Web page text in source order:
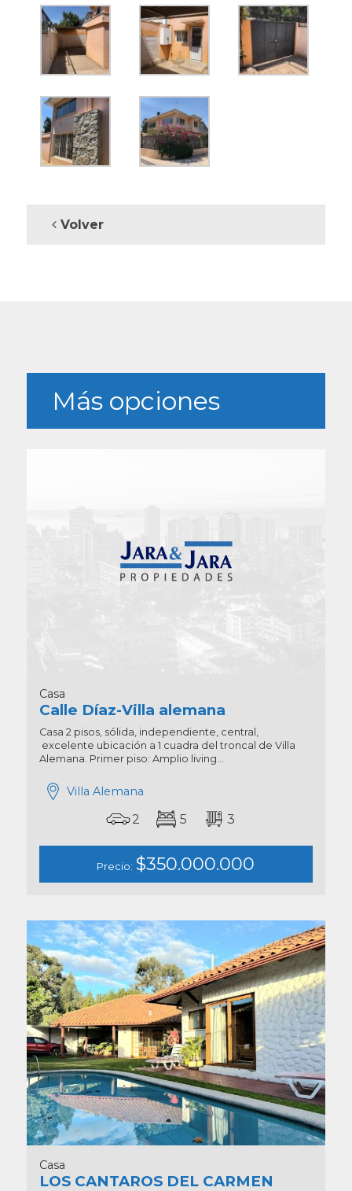
Volver
Más opciones
Casa
Calle Díaz-Villa alemana
Casa 2 pisos, sólida, independiente, central,
excelente ubicación a 1 cuadra del troncal de Villa
Alemana. Primer piso: Amplio living...
Villa Alemana
2 5 3
Precio: $350.000.000
Casa
LOS CANTAROS DEL CARMEN